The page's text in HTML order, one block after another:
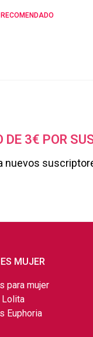
DE 3€ POR
nuevos
MUJER
para mujer
Lolita
Euphoria